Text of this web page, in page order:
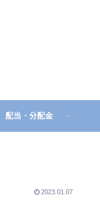
配当・分配金
2023.01.07